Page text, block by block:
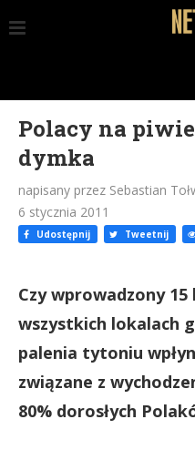
Polacy na
dymka
napisany przez Sebastian
6 stycznia 2011
Udostępnij Tweetnij
Czy wprowadzony
wszystkich lokalach
palenia tytoniu
związane z
80% dorosłych